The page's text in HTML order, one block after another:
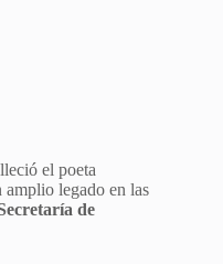
el poeta
legado en las
de